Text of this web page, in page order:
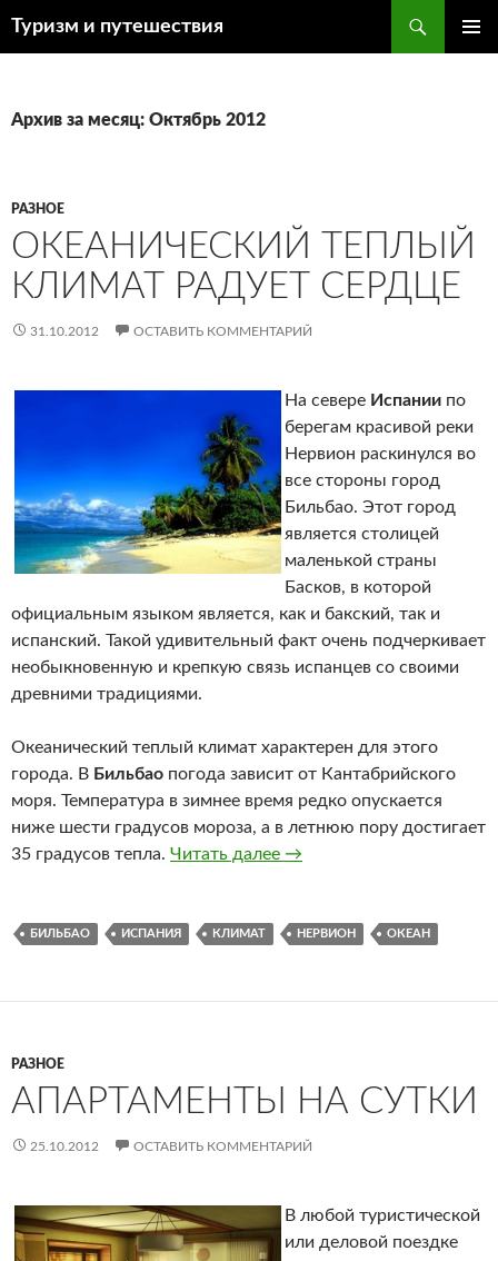
Туризм и путешествия
Архив за месяц: Октябрь 2012
РАЗНОЕ
ОКЕАНИЧЕСКИЙ ТЕПЛЫЙ
КЛИМАТ РАДУЕТ СЕРДЦЕ
31.10.2012 ОСТАВИТЬ КОММЕНТАРИЙ
На севере Испании по
берегам красивой реки
Нервион раскинулся во
все стороны город
Бильбао. Этот город
является столицей
маленькой страны
Басков, в которой
официальным языком является, как и бакский, так и
испанский. Такой удивительный факт очень подчеркивает
необыкновенную и крепкую связь испанцев со своими
древними традициями.
Океанический теплый климат характерен для этого
города. В Бильбао погода зависит от Кантабрийского
моря. Температура в зимнее время редко опускается
ниже шести градусов мороза, а в летнюю пору достигает
35 градусов тепла. Читать далее Океанический теплый
→
БИЛЬБАО ИСПАНИЯ КЛИМАТ НЕРВИОН ОКЕАН
РАЗНОЕ
АПАРТАМЕНТЫ НА СУТКИ
25.10.2012 ОСТАВИТЬ КОММЕНТАРИЙ
В любой туристической
или деловой поездке